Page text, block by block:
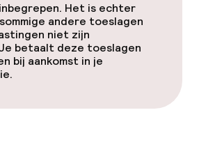
Het is echter
andere toeslagen
niet zijn
betaalt deze toeslagen
bij aankomst in je